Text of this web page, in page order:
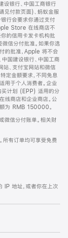
设银行、中国工商银行
见付款页面)、蚂蚁金服
行会要求你通过支付
Store 在线商店不
的信用卡发卡机构批
微信分付批准。如果你选
的批准，Apple 将不会
国建设银行、中国工商
站、支付宝网站和微信
定金额要求，不同免息
用于个人消费者。企业
计划 (EPP) 适用的分
线商店和企业商店。公
为 RMB 150000。
微信分付账单。相关财
所有订单均可享受免费
IP 地址，或者你在上次